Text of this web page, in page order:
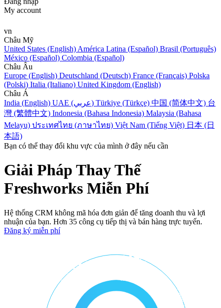
My account
vn
Châu Mỹ
United States (English) América Latina (Español) Brasil (Português)
México (Español) Colombia (Español)
Châu Âu
Europe (English) Deutschland (Deutsch) France (Français) Polska
(Polski) Italia (Italiano) United Kingdom (English)
Châu Á
India (English)
UAE (عربي) Türkiye (Türkçe) 中国 (简体中文) 台
灣 (繁體中文) Indonesia (Bahasa Indonesia) Malaysia (Bahasa
Melayu) ประเทศไทย (ภาษาไทย) Việt Nam (Tiếng Việt) 日本 (日
本語)
Bạn có thể thay đổi khu vực của mình ở đây nếu cần
Giải Pháp Thay Thế
Freshworks Miễn Phí
Hệ thống CRM không mã hóa đơn giản để tăng doanh thu và lợi
nhuận của bạn. Hơn 35 công cụ tiếp thị và bán hàng trực tuyến.
Đăng ký miễn phí